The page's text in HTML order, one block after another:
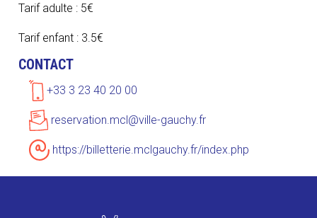
Tarif adulte : 5€
Tarif enfant : 3.5€
CONTACT
+33 3 23 40 20 00
reservation.mcl@ville-gauchy.fr
https://billetterie.mclgauchy.fr/index.php